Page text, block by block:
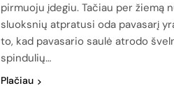
pirmuoju įdegiu. Tačiau per žiemą
sluoksnių atpratusi oda pavasarį
to, kad pavasario saulė atrodo
spindulių…
Plačiau